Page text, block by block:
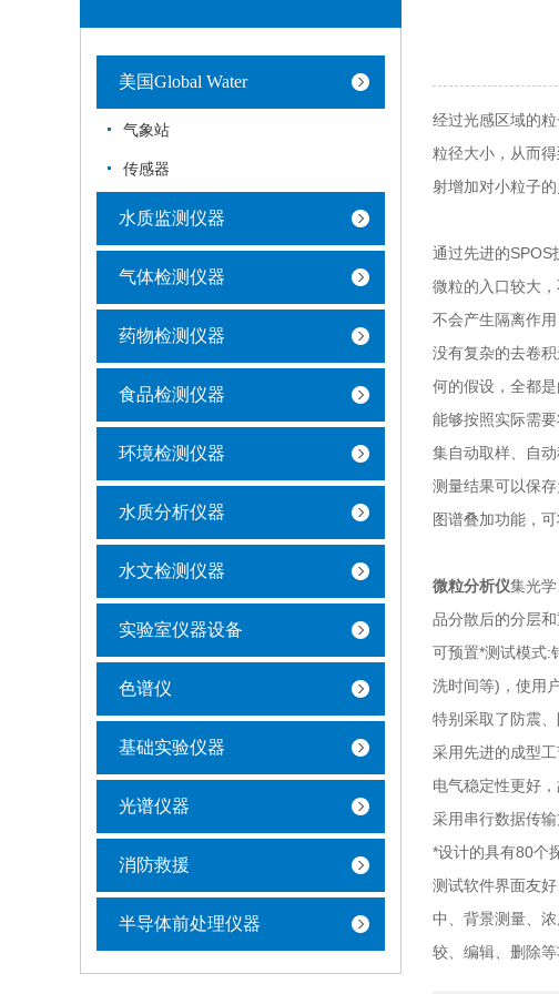
美国Global Water
气象站
传感器
水质监测仪器
气体检测仪器
药物检测仪器
食品检测仪器
环境检测仪器
水质分析仪器
水文检测仪器
实验室仪器设备
色谱仪
基础实验仪器
光谱仪器
消防救援
半导体前处理仪器
经过光感区域的
粒径大小，从而
射增加对小粒子的
通过先进的SPOS
微粒的入口较大，
不会产生隔离作
没有复杂的去卷
何的假设，全都
能够按照实际需
集自动取样、自
测量结果可以保
图谱叠加功能，
微粒分析仪集光
品分散后的分层
可预置*测试模式:
洗时间等)，使用
特别采取了防震
采用先进的成型
电气稳定性更好，
采用串行数据传
*设计的具有80个
测试软件界面友
中、背景测量、
较、编辑、删除等